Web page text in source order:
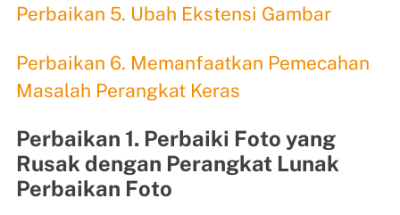
Perbaikan 5. Ubah Ekstensi Gambar
Perbaikan 6. Memanfaatkan Pemecahan
Masalah Perangkat Keras
Perbaikan 1. Perbaiki Foto yang
Rusak dengan Perangkat Lunak
Perbaikan Foto